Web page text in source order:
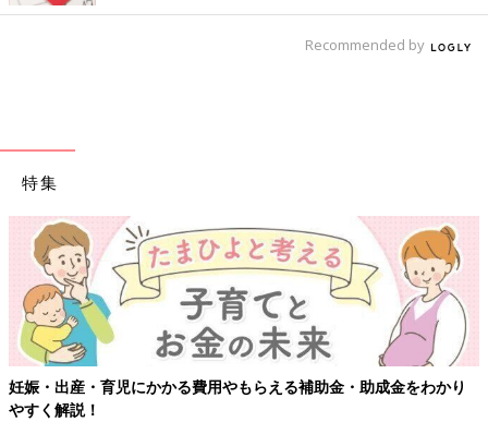
Recommended by
特集
【ワクチン接種できるものも】妊婦の感染症対策、知っておいて！